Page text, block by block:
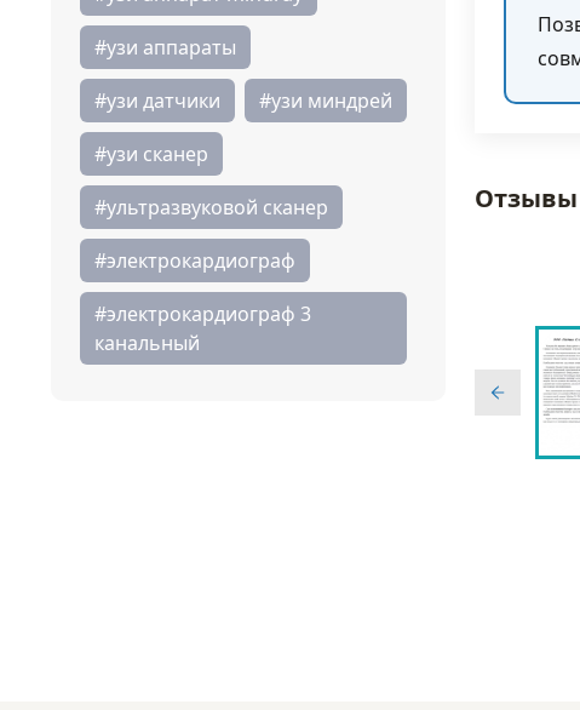
#узи аппараты
#узи датчики
#узи миндрей
#узи сканер
#ультразвуковой сканер
#электрокардиограф
#электрокардиограф 3
канальный
Отзывы